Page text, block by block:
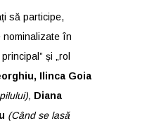
să participe,
nominalizate în
și „rol
Ilinca Goia
Diana
(Când se lasă